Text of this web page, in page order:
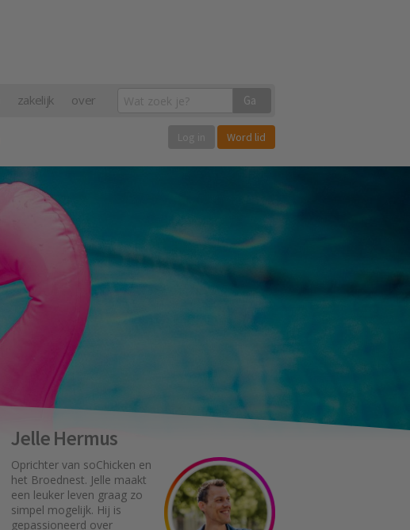
zakelijk over Ga
Word lid
Jelle Hermus
Oprichter van soChicken en
het Broednest. Jelle maakt
een leuker leven graag zo
simpel mogelijk. Hij is
gepassioneerd over